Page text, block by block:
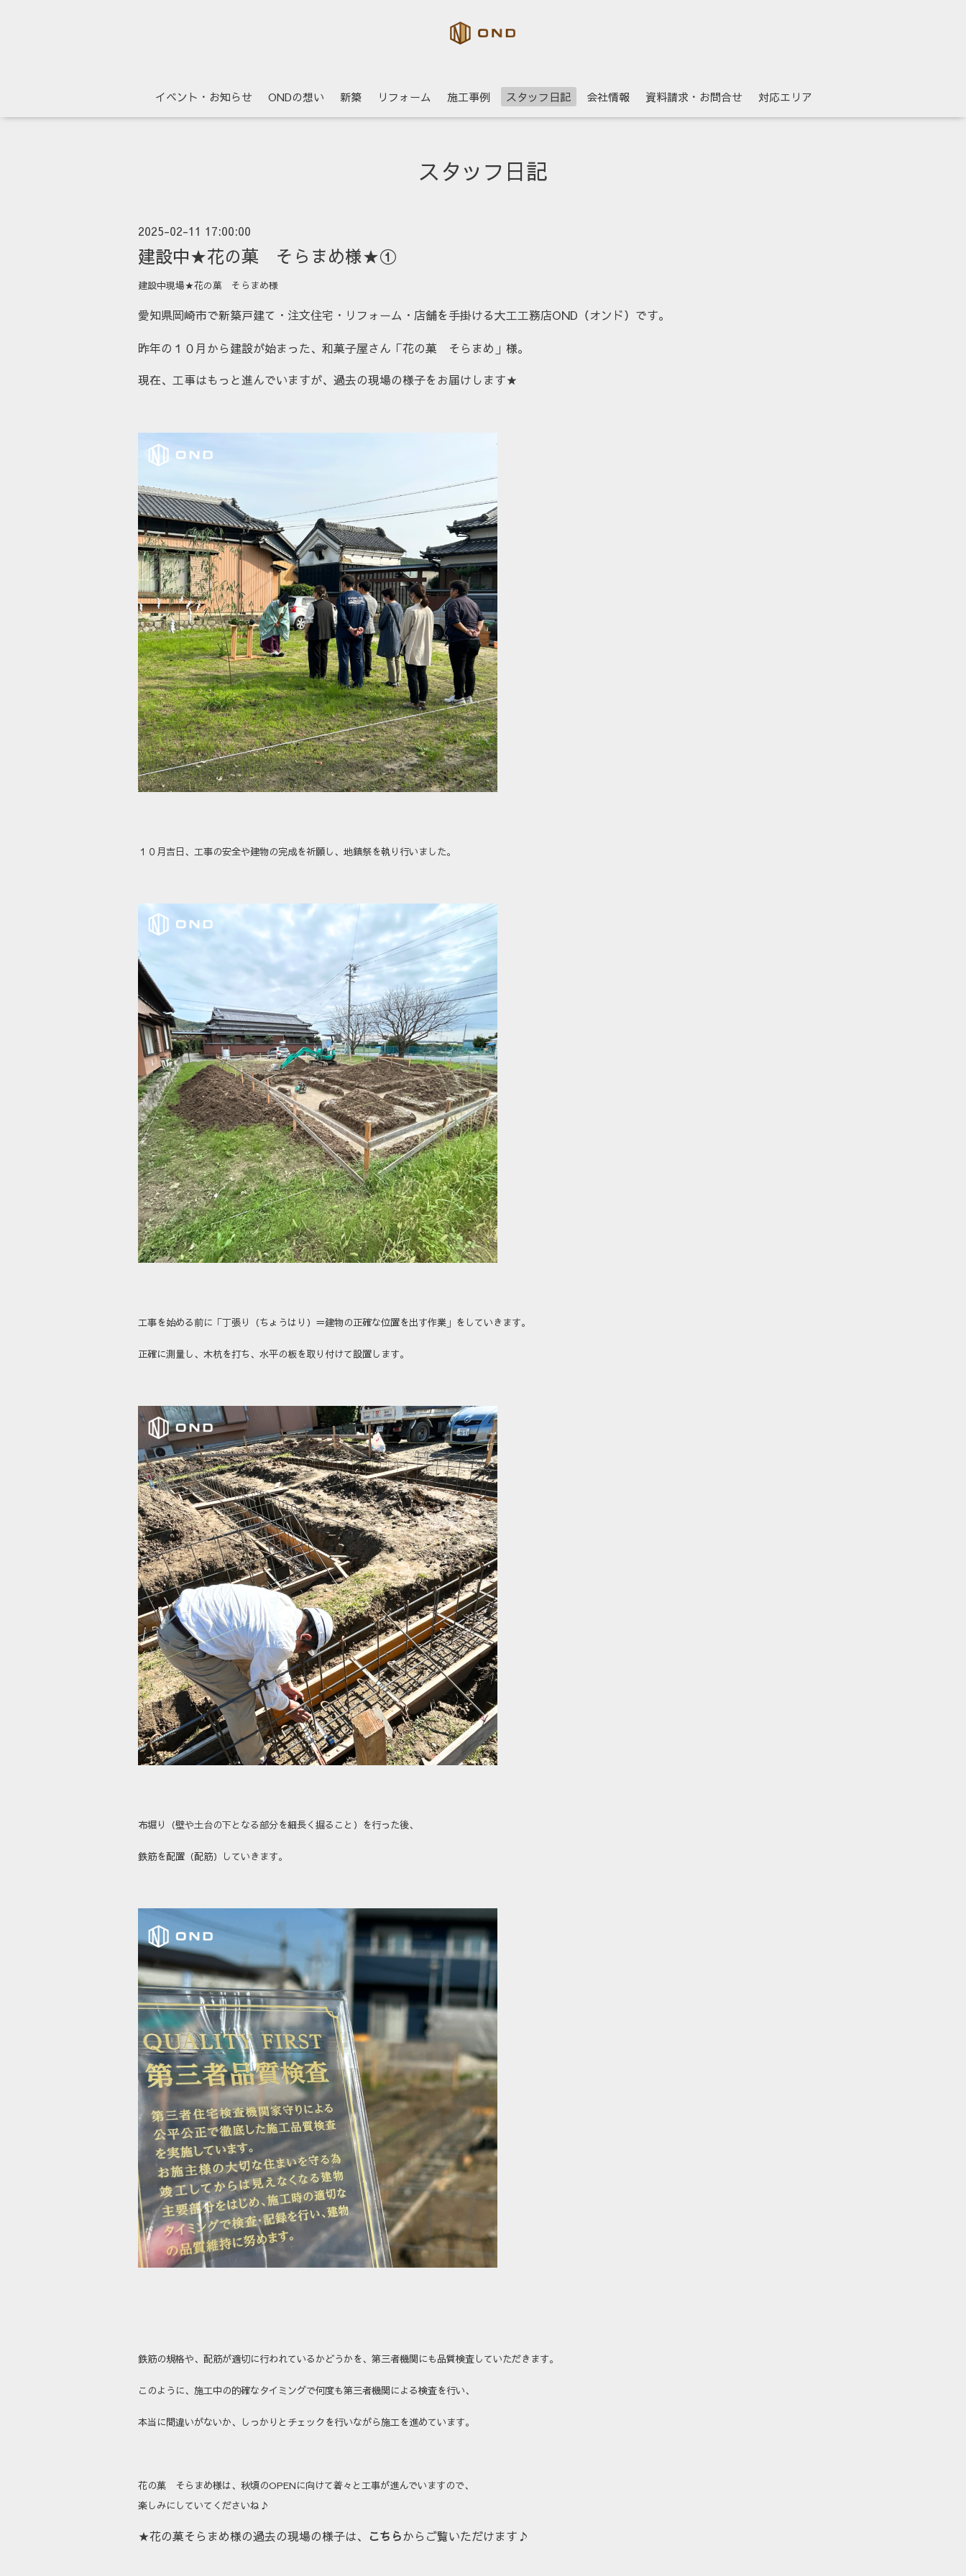
イベント・お知らせ ONDの想い 新築 リフォーム 施工事例 スタッフ日記 会社情報 資料請求・お問合せ 対応エリア
スタッフ日記
2025-02-11 17:00:00
建設中★花の菓 そらまめ様★①
建設中現場★花の菓 そらまめ様
愛知県岡崎市で新築戸建て・注文住宅・リフォーム・店舗を手掛ける大工工務店OND （オンド）です。
昨年の１０月から建設が始まった、和菓子屋さん「花の菓 そらまめ」様。
現在、工事はもっと進んでいますが、過去の現場の様子をお届けします★
１０月吉日、工事の安全や建物の完成を祈願し、地鎮祭を執り行いました。
工事を始める前に「丁張り（ちょうはり）＝建物の正確な位置を出す作業」をしていきます。
正確に測量し、木杭を打ち、水平の板を取り付けて設置します。
布堀り（壁や土台の下となる部分を細長く掘ること）を行った後、
鉄筋を配置（配筋）していきます。
鉄筋の規格や、配筋が適切に行われているかどうかを、第三者機関にも品質検査していただきます。
このように、施工中の的確なタイミングで何度も第三者機関による検査を行い、
本当に間違いがないか、しっかりとチェックを行いながら施工を進めています。
花の菓 そらまめ様は、秋頃のOPENに向けて着々と工事が進んでいますので、
楽しみにしていてくださいね♪
★花の菓そらまめ様の過去の現場の様子は、 こちらからご覧いただけます♪